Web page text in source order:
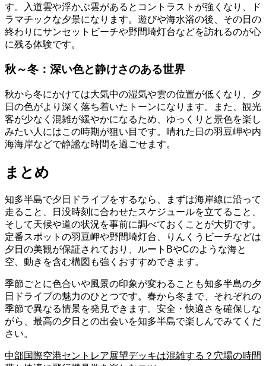
す。入道雲や浮かぶ雲があるとコントラストが強くなり、ド
ラマチックな夕景になります。遊びや海水浴の後、その日の
終わりにサンセットビーチや野間埼灯台などを訪れるのが心
に残る体験です。
秋～冬：深い色と静けさのある世界
秋から冬にかけては大気中の湿気や雲の位置が低くなり、夕
日の色がより深く落ち着いたトーンになります。また、観光
客が少なく混雑が緩やかになるため、ゆっくりと景色を楽し
みたい人にはこの時期が狙い目です。晴れた日の羽豆岬や内
海海岸などで静謐な時間を過ごせます。
まとめ
知多半島で夕日ドライブをするなら、まずは海岸線に沿って
走ること、日没時刻に合わせたスケジュールを立てること、
そして天候や道の状況を事前に調べておくことが大切です。
定番スポットの羽豆岬や野間埼灯台、りんくうビーチなどは
夕日の美観が保証されており、ルートBやCのような海と
空、動きを含む構図も強くおすすめできます。
季節ごとに色合いや風景の印象が変わることも知多半島の夕
日ドライブの魅力のひとつです。春から冬まで、それぞれの
季節で異なる情景を発見できます。安全・快適さを確保しな
がら、最高の夕日との出会いを知多半島で楽しんでみてくだ
さい。
中部国際空港セントレア展望デッキは混雑する？穴場の時間